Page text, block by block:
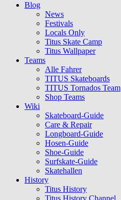
Blog
News
Festivals
Locals Only
Titus Skate Camp
Titus Wallpaper
Teams
Alle Fahrer
TITUS Skateboards
TITUS Tornados Team
Shop Teams
Wiki
Skateboard-Guide
Care & Repair
Longboard-Guide
Hosen-Guide
Shoe-Guide
Surfskate-Guide
Skatehallen
History
Titus History
Titus History Channel